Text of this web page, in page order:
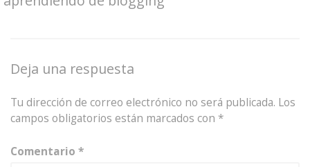
Deja una respuesta
Tu dirección de correo electrónico no será publicada. Los
campos obligatorios están marcados con *
Comentario *